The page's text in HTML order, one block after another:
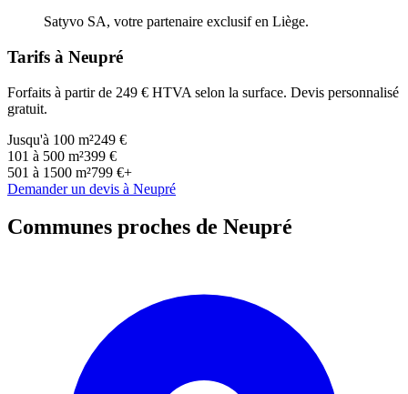
Satyvo SA, votre partenaire exclusif en Liège.
Tarifs à Neupré
Forfaits à partir de 249 € HTVA selon la surface. Devis personnalisé
gratuit.
Jusqu'à 100 m²249 €
101 à 500 m²399 €
501 à 1500 m²799 €+
Demander un devis à Neupré
Communes proches de Neupré